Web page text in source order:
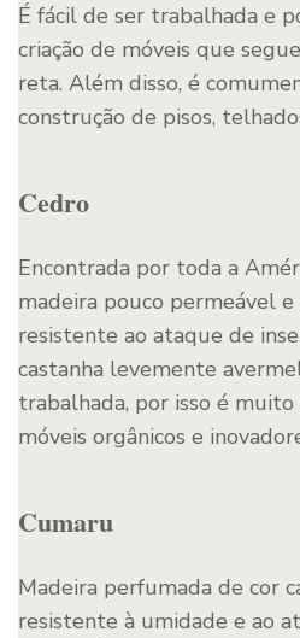
É fácil de ser trabalhada e
criação de móveis que
reta. Além disso, é
construção de pisos,
Cedro
Encontrada por toda a
madeira pouco permeável
resistente ao ataque de
castanha levemente
trabalhada, por isso é
móveis orgânicos e
Cumaru
Madeira perfumada de cor
resistente à umidade e ao